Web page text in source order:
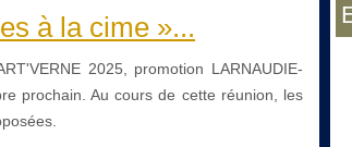
à la cime »...
2025, promotion LARNAUDIE-
prochain. Au cours de cette réunion, les